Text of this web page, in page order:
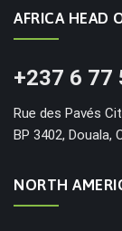
AFRICA HEAD
+237 6 77
Rue des Pavés
BP 3402, Douala,
NORTH